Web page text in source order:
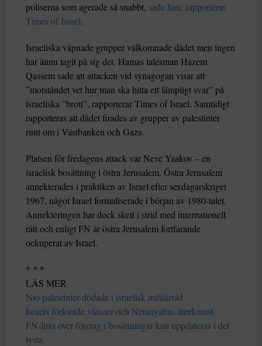
poliserna som agerade så snabbt, sade han, rapporterar
Times of Israel.
Israeliska väpnade grupper välkomnade dådet men ingen
har ännu tagit på sig det. Hamas talesman Hazem
Qassem sade att attacken vid synagogan visar att
”motståndet vet hur man ska hitta ett lämpligt svar” på
israeliska ”brott”, rapporterar Times of Israel. Samtidigt
rapporteras att dådet firades av grupper av palestinier
runt om i Västbanken och Gaza.
Platsen för fredagens attack var Neve Yaakov – en
israelisk bosättning i östra Jerusalem. Östra Jerusalem
annekterades i praktiken av Israel efter sexdagarskriget
1967, något Israel formaliserade i början av 1980-talet.
Annekteringen har dock skett i strid med internationell
rätt och enligt FN är östra Jerusalem fortfarande
ockuperat av Israel.
* * *
LÄS MER
Nio palestinier dödade i israelisk militärräd
Israels förlorade vänster och Netanyahus återkomst
FN-lista över företag i bosättningar kan uppdateras i det
tysta